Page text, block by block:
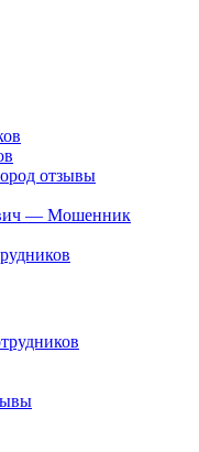
отзывы
— Мошенник